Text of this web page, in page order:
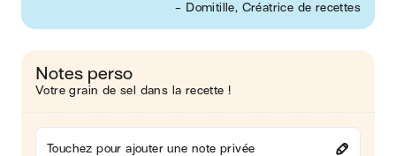
- Domitille, Créatrice de recettes
Notes perso
Votre grain de sel dans la recette !
Touchez pour ajouter une note privée